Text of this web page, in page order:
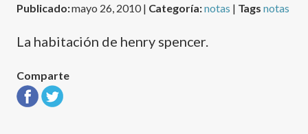
Publicado:mayo 26, 2010 | Categoría:notas | Tagsnotas
La habitación de henry spencer.
Comparte